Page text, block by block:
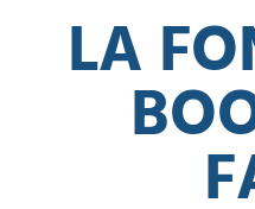
LA